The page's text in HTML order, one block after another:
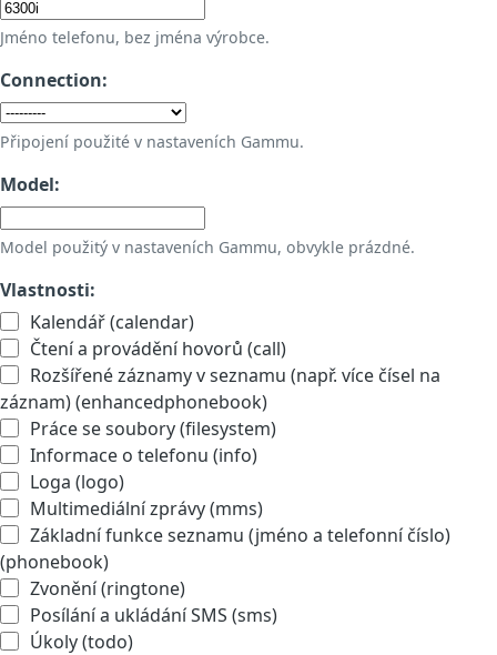
Jméno telefonu, bez jména výrobce.
Connection:
Připojení použité v nastaveních Gammu.
Model:
Model použitý v nastaveních Gammu, obvykle prázdné.
Vlastnosti:
Kalendář (calendar)
Čtení a provádění hovorů (call)
Rozšířené záznamy v seznamu (např. více čísel na
záznam) (enhancedphonebook)
Práce se soubory (filesystem)
Informace o telefonu (info)
Loga (logo)
Multimediální zprávy (mms)
Základní funkce seznamu (jméno a telefonní číslo)
(phonebook)
Zvonění (ringtone)
Posílání a ukládání SMS (sms)
Úkoly (todo)